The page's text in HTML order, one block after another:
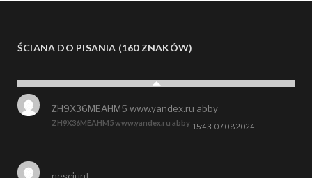
ŚCIANA DO PISANIA (160 ZNAKÓW)
ZH9X36MEAHM5 www.yandex.ru abby
ZH9X36MEAHM5 www.yandex.ru abby
15:43, 07.08.2024